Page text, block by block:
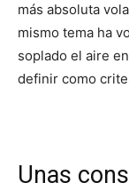
más absoluta
mismo tema ha
soplado el aire
definir como
Unas